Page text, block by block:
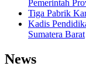
Pemerintah
Tiga Pabrik
Kadis
Sumatera Barat
News